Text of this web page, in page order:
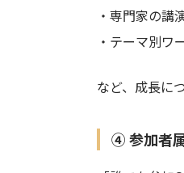
・専門家の講
・テーマ別ワ
など、成長に
④ 参加者